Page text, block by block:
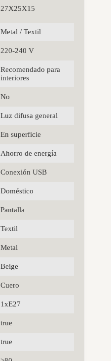
27X25X15
Metal / Textil
220-240 V
Recomendado para
interiores
No
Luz difusa general
En superficie
Ahorro de energía
Conexión USB
Doméstico
Pantalla
Textil
Metal
Beige
Cuero
1xE27
true
true